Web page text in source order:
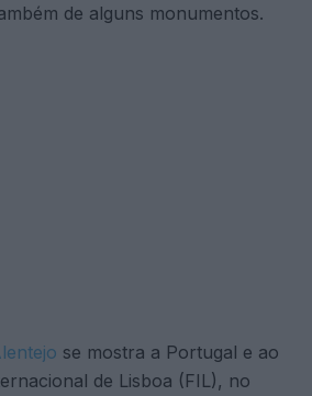
de alguns monumentos.
se mostra a Portugal e ao
de Lisboa (FIL), no